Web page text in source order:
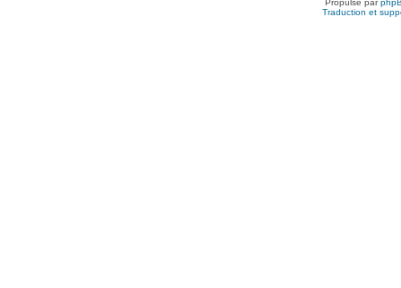
Propulsé par
Traduction et